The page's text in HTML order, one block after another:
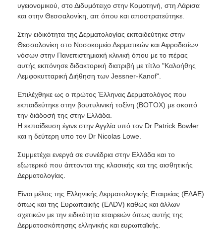
υγειονομικού, στο Διδυμότειχο στην Κομοτηνή, στη Λάρισα
και στην Θεσσαλονίκη, απ όπου και αποστρατεύτηκε.
Στην ειδικότητα της Δερματολογίας εκπαιδεύτηκε στην
Θεσσαλονίκη στο Νοσοκομείο Δερματικών και Αφροδισίων
νόσων στην Πανεπιστημιακή κλινική όπου με το πέρας
αυτής εκπόνησε διδακτορική διατριβή με τίτλο "Καλοήθης
Λεμφοκυτταρική Διήθηση των Jessner-Kanof".
Επιλέχθηκε ως ο πρώτος Έλληνας Δερματολόγος που
εκπαιδεύτηκε στην βουτυλινική τοξίνη (BOTOX) με σκοπό
την διάδοσή της στην Ελλάδα.
Η εκπαίδευση έγινε στην Αγγλία υπό τον Dr Patrick Bowler
και η δεύτερη υπο τον Dr Nicolas Lowe.
Συμμετέχει ενεργά σε συνέδρια στην Ελλάδα και το
εξωτερικό που άπτονται της κλασικής και της αισθητικής
Δερματολογίας.
Είναι μέλος της Ελληνικής Δερματολογικής Εταιρείας (ΕΔΑΕ)
όπως και της Ευρωπαικής (EADV) καθώς και άλλων
σχετικών με την ειδικότητα εταιρειών όπως αυτής της
Δερματοσκόπησης ελληνικής και ευρωπαϊκής.